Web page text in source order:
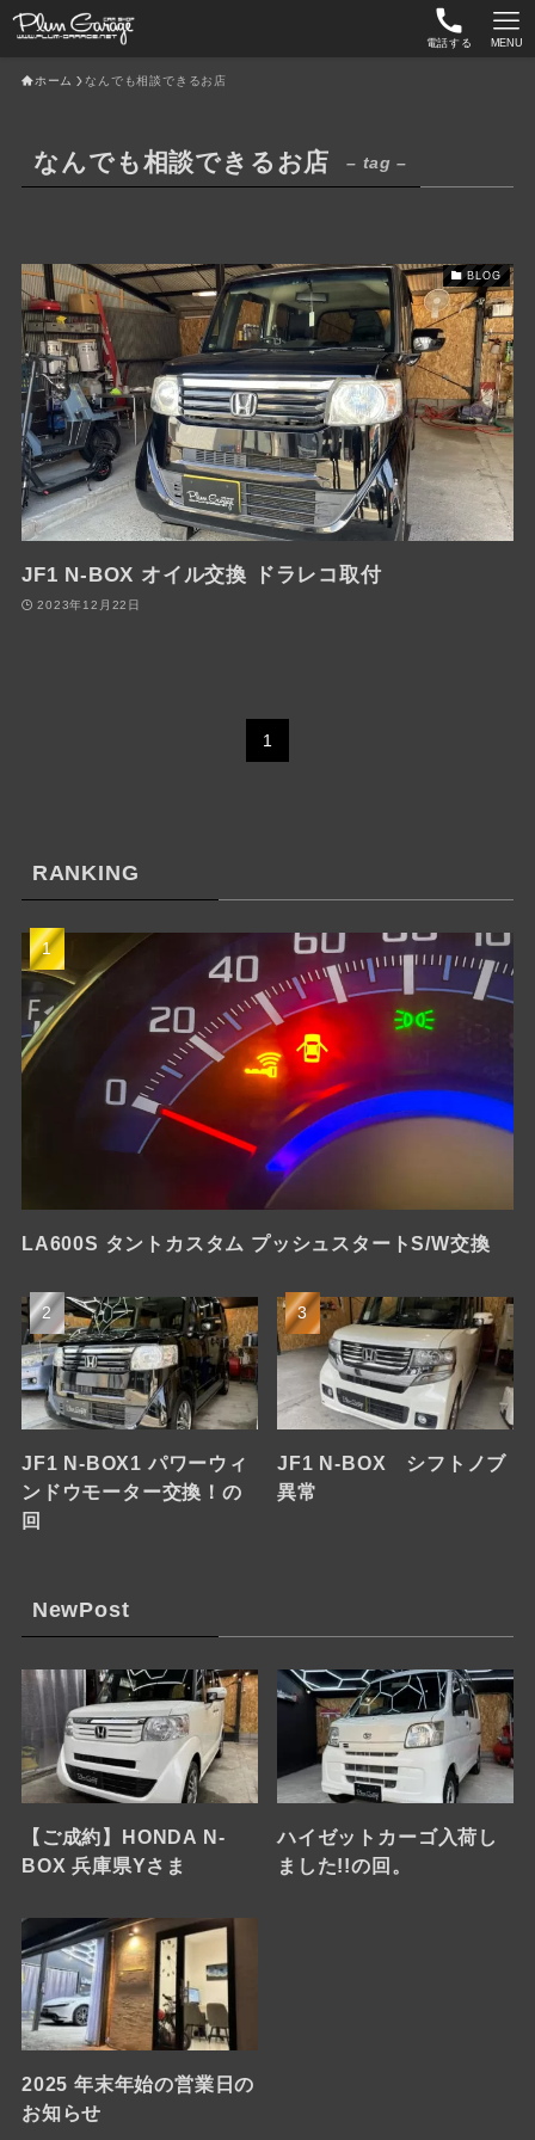
電話する MENU
ホーム なんでも相談できるお店
なんでも相談できるお店 – tag –
BLOG
JF1 N-BOX オイル交換 ドラレコ取付
2023年12月22日
1
RANKING
LA600S タントカスタム プッシュスタートS/W交換
JF1 N-BOX1 パワーウィ
ンドウモーター交換！の
回
JF1 N-BOX シフトノブ
異常
NewPost
【ご成約】HONDA N-
BOX 兵庫県Yさま
ハイゼットカーゴ入荷し
ました!!の回。
2025 年末年始の営業日の
お知らせ